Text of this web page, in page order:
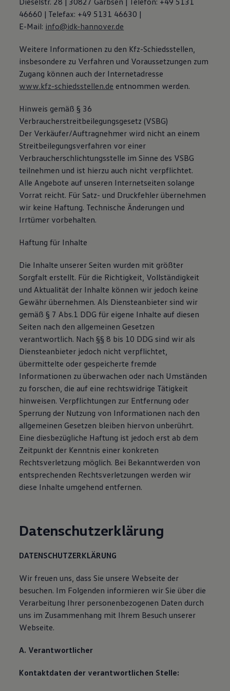
Bulli Magazin
Fahrzeugabholung ab Werk
Uptime
46660 | Telefax: +49 5131 46630 |
E-Mail: info@idk-hannover.de
Weitere Informationen zu den Kfz-Schiedsstellen,
insbesondere zu Verfahren und Voraussetzungen zum
Zugang können auch der Internetadresse
www.kfz-schiedsstellen.de entnommen werden.
Hinweis gemäß § 36
Verbraucherstreitbeilegungsgesetz (VSBG)
Der Verkäufer/Auftragnehmer wird nicht an einem
Streitbeilegungsverfahren vor einer
Verbraucherschlichtungsstelle im Sinne des VSBG
teilnehmen und ist hierzu auch nicht verpflichtet.
Alle Angebote auf unseren Internetseiten solange
Vorrat reicht. Für Satz- und Druckfehler übernehmen
wir keine Haftung. Technische Änderungen und
Irrtümer vorbehalten.
Haftung für Inhalte
Die Inhalte unserer Seiten wurden mit größter
Sorgfalt erstellt. Für die Richtigkeit, Vollständigkeit
und Aktualität der Inhalte können wir jedoch keine
Gewähr übernehmen. Als Diensteanbieter sind wir
gemäß § 7 Abs.1 DDG für eigene Inhalte auf diesen
Seiten nach den allgemeinen Gesetzen
verantwortlich. Nach §§ 8 bis 10 DDG sind wir als
Diensteanbieter jedoch nicht verpflichtet,
übermittelte oder gespeicherte fremde
Informationen zu überwachen oder nach Umständen
zu forschen, die auf eine rechtswidrige Tätigkeit
hinweisen. Verpflichtungen zur Entfernung oder
Sperrung der Nutzung von Informationen nach den
allgemeinen Gesetzen bleiben hiervon unberührt.
Eine diesbezügliche Haftung ist jedoch erst ab dem
Zeitpunkt der Kenntnis einer konkreten
Rechtsverletzung möglich. Bei Bekanntwerden von
entsprechenden Rechtsverletzungen werden wir
diese Inhalte umgehend entfernen.
Datenschutzerklärung
DATENSCHUTZERKLÄRUNG
Wir freuen uns, dass Sie unsere Webseite der
besuchen. Im Folgenden informieren wir Sie über die
Verarbeitung Ihrer personenbezogenen Daten durch
uns im Zusammenhang mit Ihrem Besuch unserer
Webseite.
A. Verantwortlicher
Kontaktdaten der verantwortlichen Stelle: